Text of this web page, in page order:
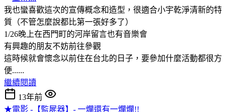
我也蠻喜歡這次的宣傳概念和造型，很適合小宇乾淨清新的特
質（不管怎麼說都比第一張好多了）
1/26晚上在西門町的河岸留言也有音樂會
有興趣的朋友不妨前往參觀
這時候就會懷念以前住在台北的日子，要參加什麼活動都很方
便......
繼續閱讀
13年前
★電影 -【監屍器】- 一爛還有一爛爛!!